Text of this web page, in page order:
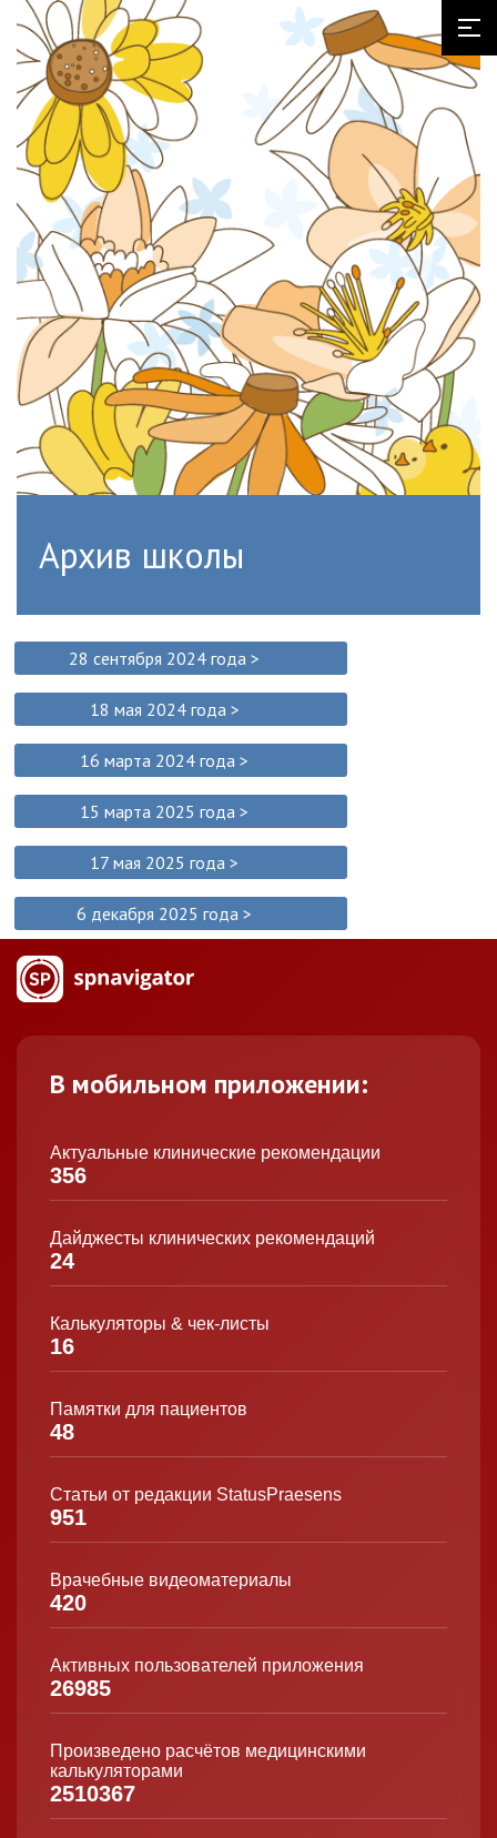
Архив школы
28 сентября 2024 года >
18 мая 2024 года >
16 марта 2024 года >
15 марта 2025 года >
17 мая 2025 года >
6 декабря 2025 года >
В мобильном приложении:
Актуальные клинические рекомендации
356
Дайджесты клинических рекомендаций
24
Калькуляторы & чек-листы
16
Памятки для пациентов
48
Статьи от редакции StatusPraesens
951
Врачебные видеоматериалы
420
Активных пользователей приложения
26985
Произведено расчётов медицинскими
калькуляторами
2510367